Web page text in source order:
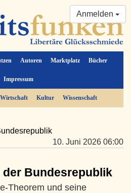
Autoren Marktplatz Bücher
Impressum
Anmelden
Wirtschaft Kultur Wissenschaft
10. Juni 2026 06:00
der Bundesrepublik
Theorem und seine